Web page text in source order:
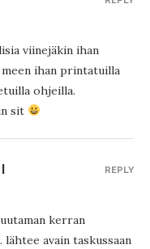
viinejäkin ihan
ihan printatuilla
ohjeilla.
sit
kerran
avain taskussaan
REPLY